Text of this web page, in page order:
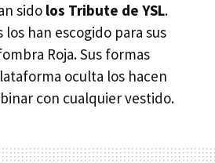
sido los Tribute de YSL.
los han escogido para sus
Roja. Sus formas
oculta los hacen
con cualquier vestido.